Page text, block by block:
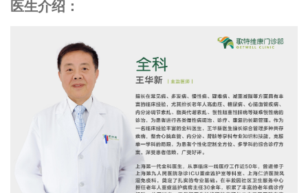
医生介绍：